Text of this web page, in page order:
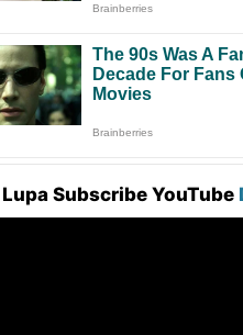
Subscribe YouTube